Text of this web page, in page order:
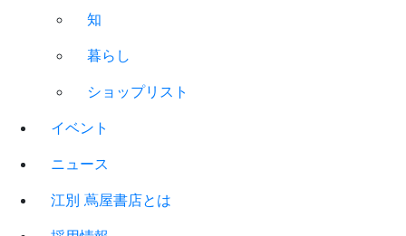
知
暮らし
ショップリスト
イベント
ニュース
江別 蔦屋書店とは